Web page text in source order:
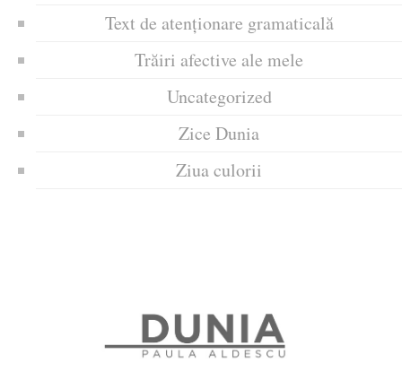
Text de atenționare gramaticală
Trăiri afective ale mele
Uncategorized
Zice Dunia
Ziua culorii